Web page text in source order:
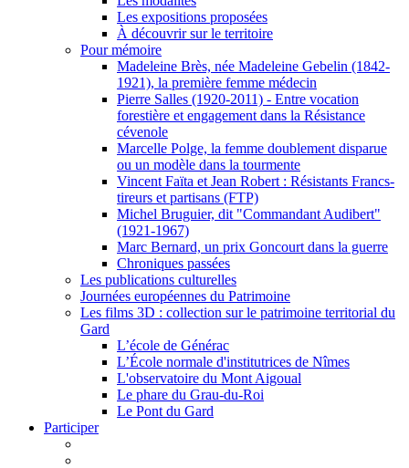
Les expositions proposées
À découvrir sur le territoire
Pour mémoire
Madeleine Brès, née Madeleine Gebelin (1842-
1921), la première femme médecin
Pierre Salles (1920-2011) - Entre vocation
forestière et engagement dans la Résistance
cévenole
Marcelle Polge, la femme doublement disparue
ou un modèle dans la tourmente
Vincent Faïta et Jean Robert : Résistants Francs-
tireurs et partisans (FTP)
Michel Bruguier, dit "Commandant Audibert"
(1921-1967)
Marc Bernard, un prix Goncourt dans la guerre
Chroniques passées
Les publications culturelles
Journées européennes du Patrimoine
Les films 3D : collection sur le patrimoine territorial du
Gard
L’école de Générac
L’École normale d'institutrices de Nîmes
L'observatoire du Mont Aigoual
Le phare du Grau-du-Roi
Le Pont du Gard
Participer